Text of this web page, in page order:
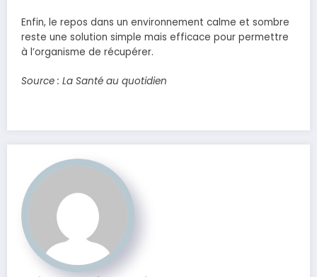
Enfin, le repos dans un environnement calme et sombre
reste une solution simple mais efficace pour permettre
à l’organisme de récupérer.
Source : La Santé au quotidien